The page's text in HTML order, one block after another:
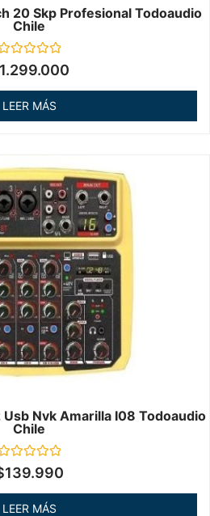
20 Skp Profesional Todoaudio
Chile
1.299.000
LEER MÁS
Nvk Amarilla I08 Todoaudio
Chile
139.990
LEER MÁS